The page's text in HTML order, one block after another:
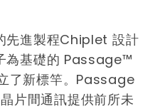
先進製程Chiplet 設計
為基礎的 Passage™
了新標竿。Passage
片間通訊提供前所未